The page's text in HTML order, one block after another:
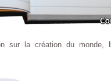
sur la création du monde,